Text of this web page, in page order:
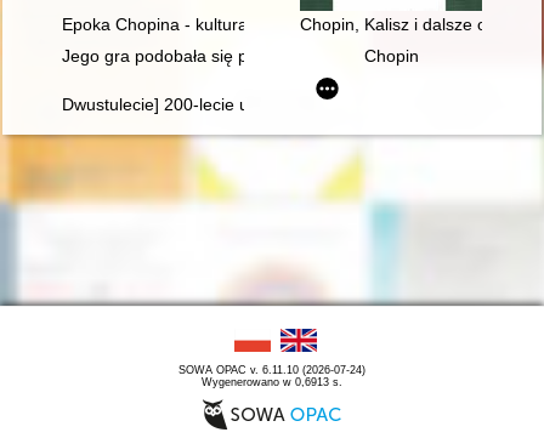
Epoka Chopina - kultura romantyczna we Francji i w Polsce
Chopin, Kalisz i dalsze okolice
Jego gra podobała się przede wszystkim damom... Chopin i
Chopin
Dwustulecie] 200-lecie urodzin Fryderyka Chopina
SOWA OPAC v. 6.11.10 (2026-07-24)
Wygenerowano w 0,6913 s.